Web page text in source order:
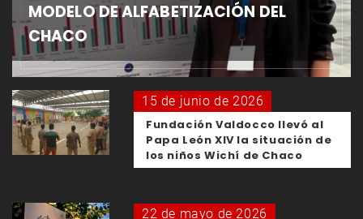
MODELO DE ALFABETIZACIÓN DEL
CHACO
15 de junio de 2026
Fundación Valdocco llevó al
Papa León XIV la situación de
los niños Wichí de Chaco
22 de mayo de 2026